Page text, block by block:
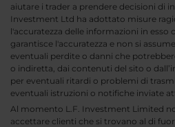
aiutare i trader a prendere decisioni di
Investment Ltd ha adottato misure
l'accuratezza delle informazioni in
garantisce l'accuratezza e non si
eventuali perdite o danni che
o indiretta, dai contenuti del sito o
per eventuali ritardi o problemi di
eventuali istruzioni o notifiche inviate
Al momento L.F. Investment Limited
accettare clienti che si trovano al di